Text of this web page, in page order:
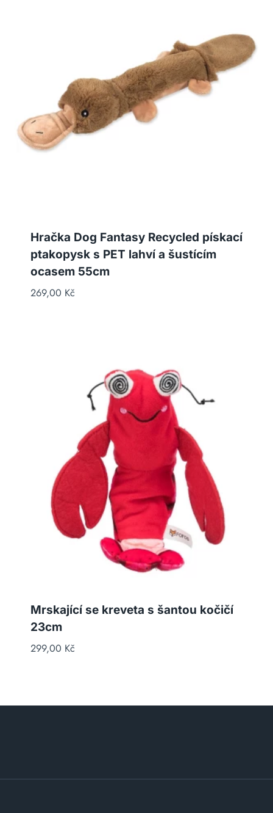
Hračka Dog Fantasy Recycled pískací
ptakopysk s PET lahví a šustícím
ocasem 55cm
269,00 Kč
Mrskající se kreveta s šantou kočičí
23cm
299,00 Kč